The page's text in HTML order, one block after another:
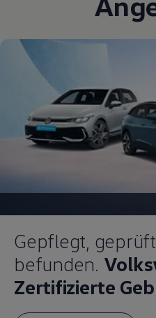
Magazin
Transport
Pannen- und
Volkswagen
Gepflegt,
befunden.
Zertifizierte